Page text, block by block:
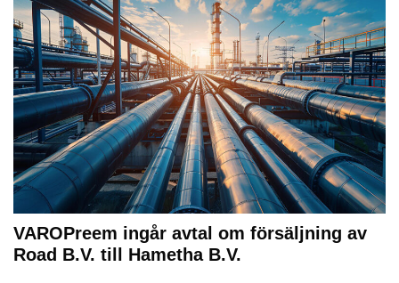
VAROPreem ingår avtal om försäljning av
Road B.V. till Hametha B.V.